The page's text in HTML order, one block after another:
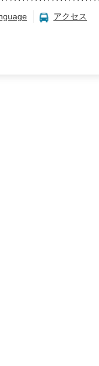
アクセス